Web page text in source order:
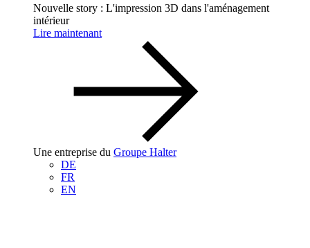
Nouvelle story : L'impression 3D dans l'aménagement
intérieur
Lire maintenant
Une entreprise du Groupe Halter
DE
FR
EN